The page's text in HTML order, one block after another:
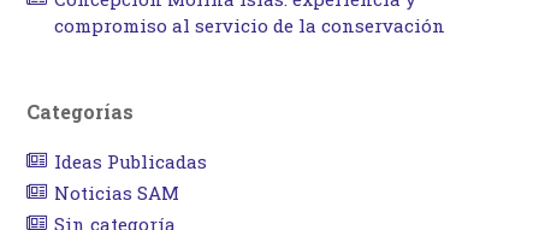
compromiso al servicio de la conservación
Categorías
Ideas Publicadas
Noticias SAM
Sin categoría